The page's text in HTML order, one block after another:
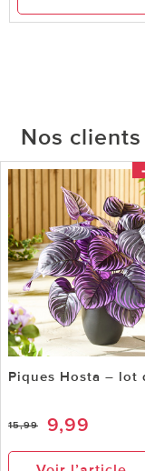
Nos
Piques Hosta – lot
15,99 9,99